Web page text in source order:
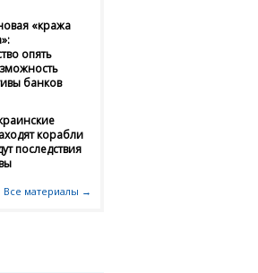
«кража
опять
банков
корабли
последствия
Все материалы →